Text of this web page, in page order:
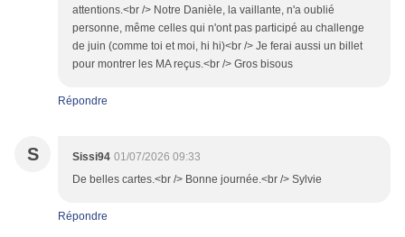
attentions.<br /> Notre Danièle, la vaillante, n'a oublié
personne, même celles qui n'ont pas participé au challenge
de juin (comme toi et moi, hi hi)<br /> Je ferai aussi un billet
pour montrer les MA reçus.<br /> Gros bisous
Répondre
S Sissi94 01/07/2026 09:33
De belles cartes.<br /> Bonne journée.<br /> Sylvie
Répondre